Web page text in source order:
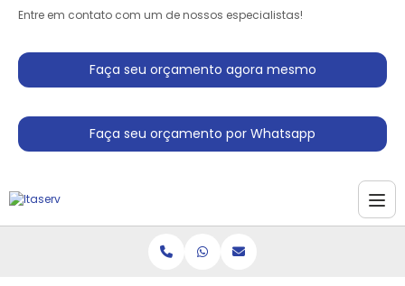
Entre em contato com um de nossos especialistas!
Faça seu orçamento agora mesmo
Faça seu orçamento por Whatsapp